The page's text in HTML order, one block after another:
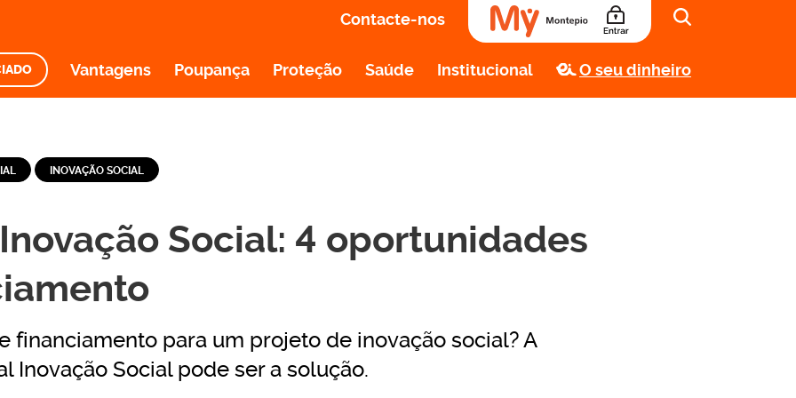
Contacte-nos
Vantagens Poupança Proteção Saúde Institucional O seu dinheiro
INOVAÇÃO SOCIAL
Social: 4 oportunidades
financiamento para um projeto de inovação social? A
Inovação Social pode ser a solução.